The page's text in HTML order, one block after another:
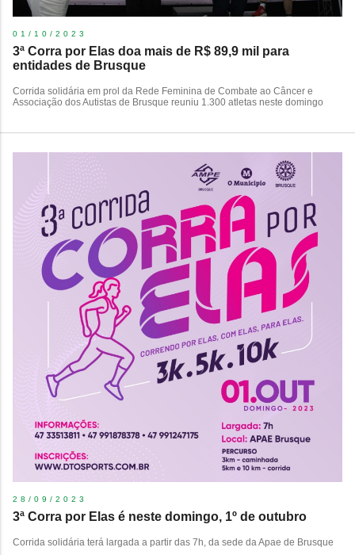
01/10/2023
3ª Corra por Elas doa mais de R$ 89,9 mil para
entidades de Brusque
​Corrida solidária em prol da Rede Feminina de Combate ao Câncer e
Associação dos Autistas de Brusque reuniu 1.300 atletas neste domingo
28/09/2023
3ª Corra por Elas é neste domingo, 1º de outubro
Corrida solidária terá largada a partir das 7h, da sede da Apae de Brusque